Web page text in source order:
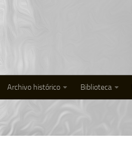
Archivo histórico Biblioteca